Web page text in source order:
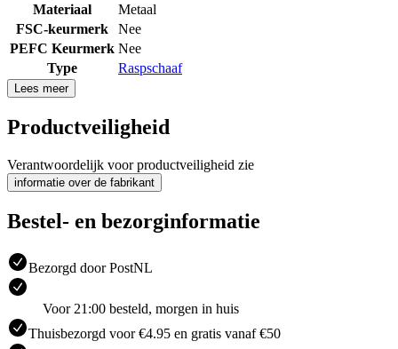
Materiaal
Metaal
FSC-keurmerk
Nee
PEFC Keurmerk Nee
Type
Raspschaaf
Lees meer
Productveiligheid
Verantwoordelijk voor productveiligheid zie
informatie over de fabrikant
Bestel- en bezorginformatie
Bezorgd door PostNL
Voor 21:00 besteld, morgen in huis
Thuisbezorgd voor €4.95 en gratis vanaf €50